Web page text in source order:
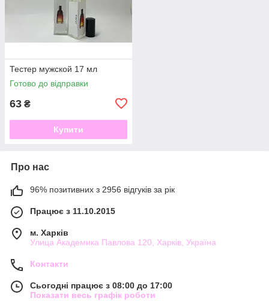
Тестер мужской 17 мл
Готово до відправки
63 ₴
Купити
Про нас
96% позитивних з 2956 відгуків за рік
Працює з 11.10.2015
м. Харків
Улица Академика Павлова 120, Харків, Україна
Контакти
Сьогодні працює з 08:00 до 17:00
Показати весь графік роботи